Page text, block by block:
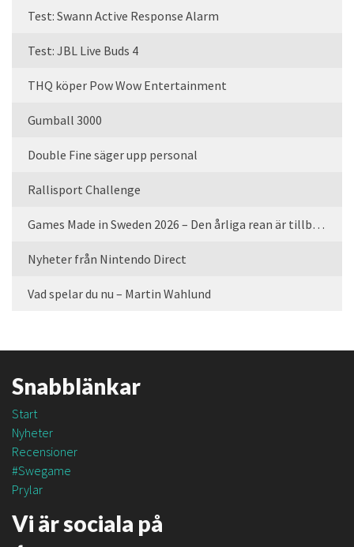
Test: Swann Active Response Alarm
Test: JBL Live Buds 4
THQ köper Pow Wow Entertainment
Gumball 3000
Double Fine säger upp personal
Rallisport Challenge
Games Made in Sweden 2026 – Den årliga rean är tillbaka
Nyheter från Nintendo Direct
Vad spelar du nu – Martin Wahlund
Snabblänkar
Start
Nyheter
Recensioner
#Swegame
Prylar
Vi är sociala på